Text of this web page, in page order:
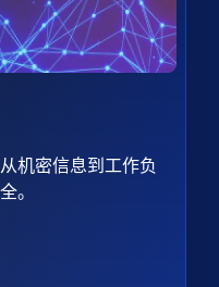
机密信息到工作负
。